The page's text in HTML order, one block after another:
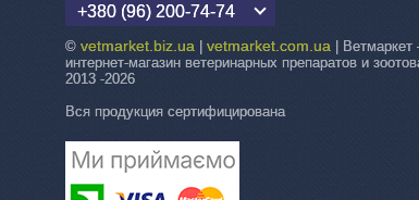
+380 (96) 200-74-74
©vetmarket.biz.ua |vetmarket.com.ua | Ветмаркет
интернет-магазин ветеринарных препаратов и
2013 -2026
Вся продукция сертифицирована